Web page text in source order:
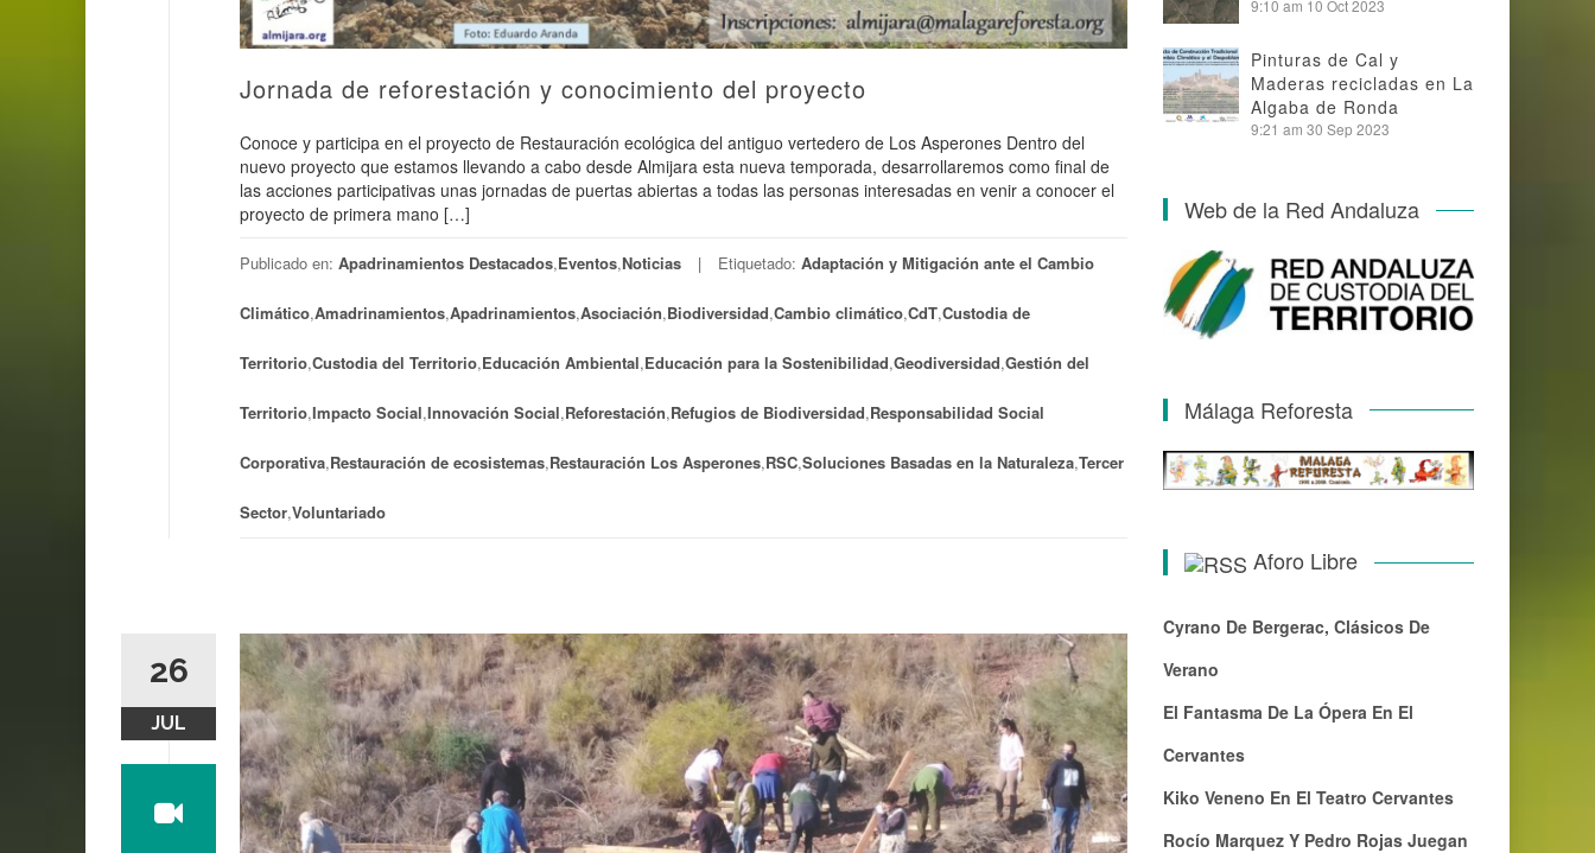
Jornada de reforestación y conocimiento del proyecto
Conoce y participa en el proyecto de Restauración ecológica del antiguo vertedero de Los Asperones Dentro del
nuevo proyecto que estamos llevando a cabo desde Almijara esta nueva temporada, desarrollaremos como final de
las acciones participativas unas jornadas de puertas abiertas a todas las personas interesadas en venir a conocer el
proyecto de primera mano […]
Publicado en: Apadrinamientos Destacados,Eventos,Noticias Etiquetado: Adaptación y Mitigación ante el Cambio
Climático,Amadrinamientos,Apadrinamientos,Asociación,Biodiversidad,Cambio climático,CdT,Custodia de
Territorio,Custodia del Territorio,Educación Ambiental,Educación para la Sostenibilidad,Geodiversidad,Gestión del
Territorio,Impacto Social,Innovación Social,Reforestación,Refugios de Biodiversidad,Responsabilidad Social
Corporativa,Restauración de ecosistemas,Restauración Los Asperones,RSC,Soluciones Basadas en la Naturaleza,Tercer
Sector,Voluntariado
26
JUL
9:10 am 10 Oct 2023
Pinturas de Cal y
Maderas recicladas en La
Algaba de Ronda
9:21 am 30 Sep 2023
Web de la Red Andaluza
Málaga Reforesta
Aforo Libre
Cyrano De Bergerac, Clásicos De
Verano
El Fantasma De La Ópera En El
Cervantes
Kiko Veneno En El Teatro Cervantes
Rocío Marquez Y Pedro Rojas Juegan